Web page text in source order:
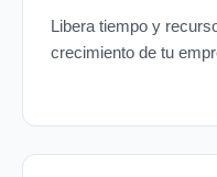
Libera tiempo y
crecimiento de tu